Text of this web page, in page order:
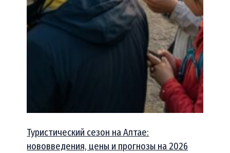
Туристический сезон на Алтае:
нововведения, цены и прогнозы на 2026